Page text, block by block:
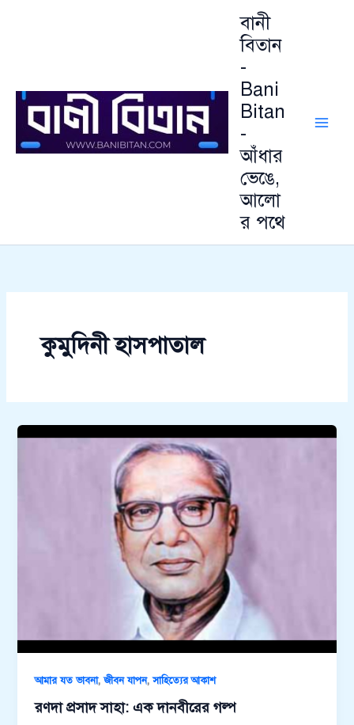
বানী
বিতান
-
Bani
Bitan
-
আঁধার
ভেঙে,
আলো
র পথে
কুমুদিনী হাসপাতাল
আমার যত ভাবনা,জীবন যাপন,সাহিত্যের আকাশ
রণদা প্রসাদ সাহা: এক দানবীরের গল্প